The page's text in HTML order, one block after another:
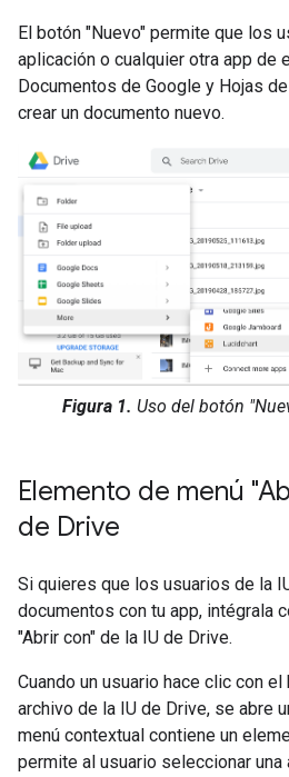
El botón "Nuevo" permite que los
aplicación o cualquier otra app de
Documentos de Google y Hojas
crear un documento nuevo.
Figura 1. Uso del botón
Elemento de menú
de Drive
Si quieres que los usuarios de la
documentos con tu app, intégrala
"Abrir con" de la IU de Drive.
Cuando un usuario hace clic con
archivo de la IU de Drive, se abre
menú contextual contiene un
permite al usuario seleccionar una